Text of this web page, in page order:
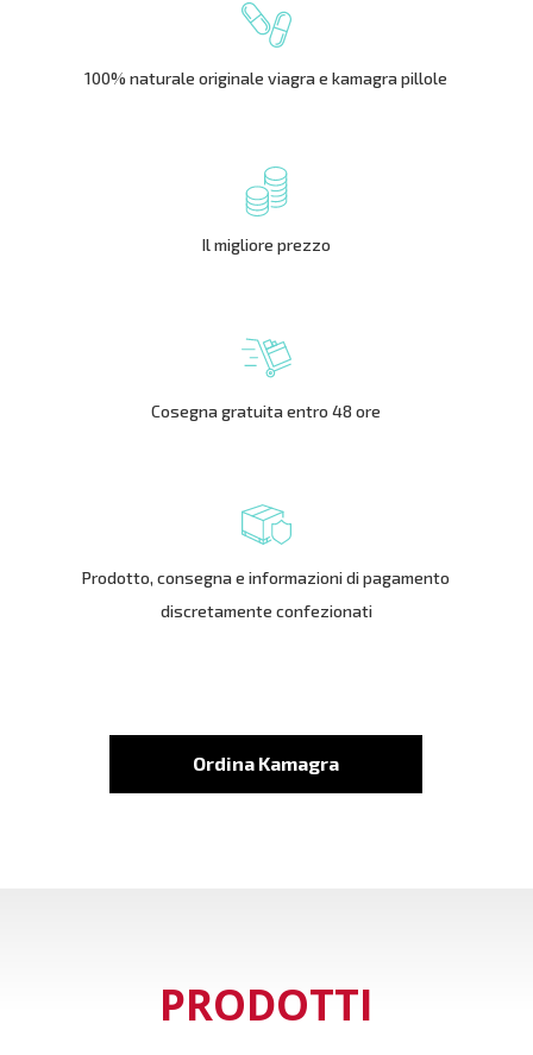
100% naturale originale viagra e kamagra pillole
Il migliore prezzo
Cosegna gratuita entro 48 ore
Prodotto, consegna e informazioni di pagamento
discretamente confezionati
Ordina Kamagra
PRODOTTI